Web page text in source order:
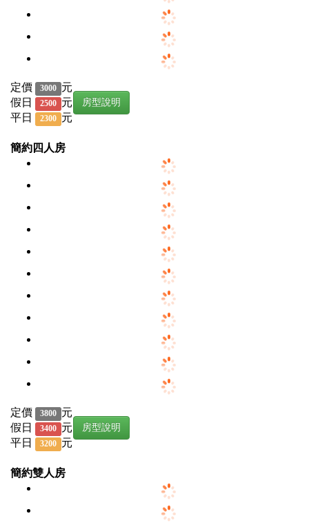
定價 3000 元
假日
2500 元
平日
2300 元
房型說明
簡約四人房
定價 3800 元
假日
3400 元
平日
3200 元
房型說明
簡約雙人房